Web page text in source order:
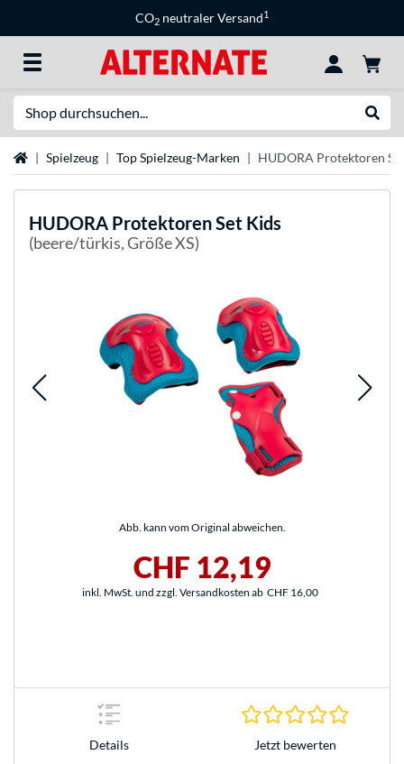
CO2 neutraler Versand1
StartseiteSpielzeug Top Spielzeug-Marken HUDORA Protektoren
HUDORA Protektoren Set Kids
(beere/türkis, Größe XS)
Abb. kann vom Original abweichen.
CHF 12,19
inkl. MwSt. und zzgl. Versandkosten ab CHF 16,00
Details Jetzt bewerten